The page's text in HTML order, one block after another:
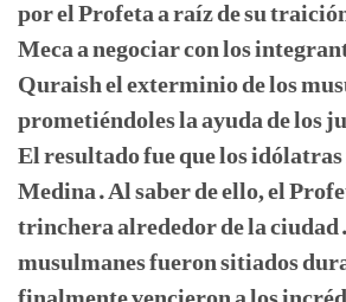
por el Profeta a raíz de su
Meca a negociar con los
Quraish el exterminio de los
prometiéndoles la ayuda de los
El resultado fue que los
Medina. Al saber de ello, el
trinchera alrededor de la
musulmanes fueron sitiados